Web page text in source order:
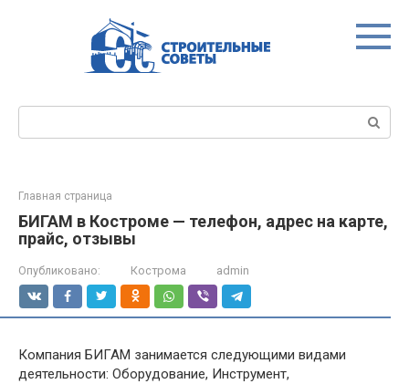
Главная страница
БИГАМ в Костроме — телефон, адрес на карте,
прайс, отзывы
Опубликовано: Кострома admin
Компания БИГАМ занимается следующими видами
деятельности: Оборудование, Инструмент,